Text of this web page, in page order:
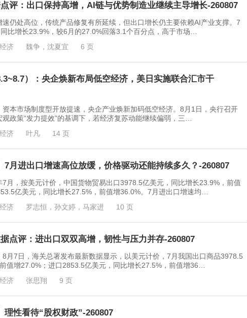
评：出口保持高增，AI链与优势制造业继续主导增长-260807
高位，传统产品修复有所延续，但出口增长仍主要依赖AI产业支撑。7
比增长23.9%，较6月的27.0%回落3.1个百分点，高于市场…
济 魏争，沈夏宜 6 页
）：央企焕新布局低空经济，美日实施联合汇市干
场制度型开放提速，央企产业焕新加码低空经济。8月1日，央行召开
政策“发力提效”的基调下，若经济复苏动能继续偏弱，三…
济 叶凡 14 页
7月进出口增速高位放缓，价格驱动还能持续多久？-260807
，按美元计价，中国货物贸易出口3978.5亿美元，同比增长23.9%，前值
亿美元，同比增长27.5%，前值增36.0%。7月进出口增速均…
济 罗志恒，孙文婷，马家进 10 页
点评：进出口双双高增，韧性与压力并存-260807
，海关总署发布最新数据显示，以美元计价，7月我国出口商品3978.5
值增27.0%；进口2853.5亿美元，同比增长27.5%，前值增36…
济 张思翔 9 页
理性看待“股权财政”-260807